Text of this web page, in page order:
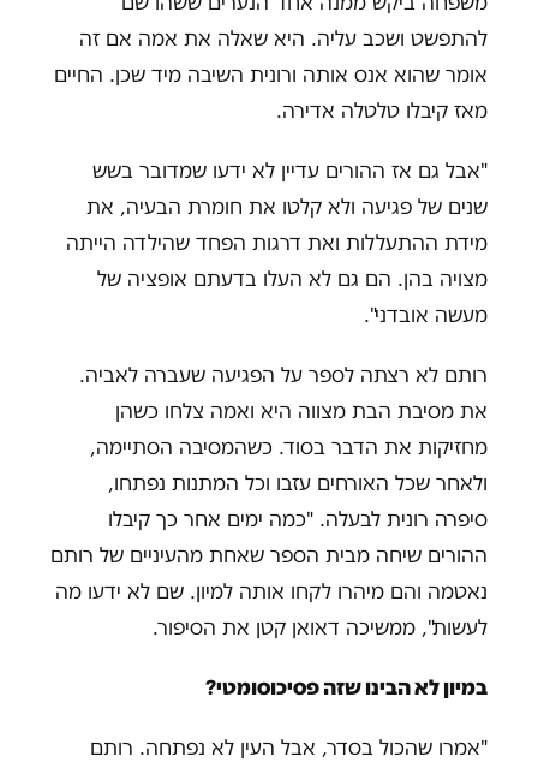
להתפשט ושכב עליה. היא שאלה את אמה אם זה
אומר שהוא אנס אותה ורונית השיבה מיד שכן. החיים
מאז קיבלו טלטלה אדירה.
"אבל גם אז ההורים עדיין לא ידעו שמדובר בשש
שנים של פגיעה ולא קלטו את חומרת הבעיה, את
מידת ההתעללות ואת דרגות הפחד שהילדה הייתה
מצויה בהן. הם גם לא העלו בדעתם אופציה של
מעשה אובדני".
רותם לא רצתה לספר על הפגיעה שעברה לאביה.
את מסיבת הבת מצווה היא ואמה צלחו כשהן
מחזיקות את הדבר בסוד. כשהמסיבה הסתיימה,
ולאחר שכל האורחים עזבו וכל המתנות נפתחו,
סיפרה רונית לבעלה. "כמה ימים אחר כך קיבלו
ההורים שיחה מבית הספר שאחת מהעיניים של רותם
נאטמה והם מיהרו לקחו אותה למיון. שם לא ידעו מה
לעשות", ממשיכה דאואן קטן את הסיפור.
במיון לא הבינו שזה פסיכוסומטי?
"אמרו שהכול בסדר, אבל העין לא נפתחה. רותם